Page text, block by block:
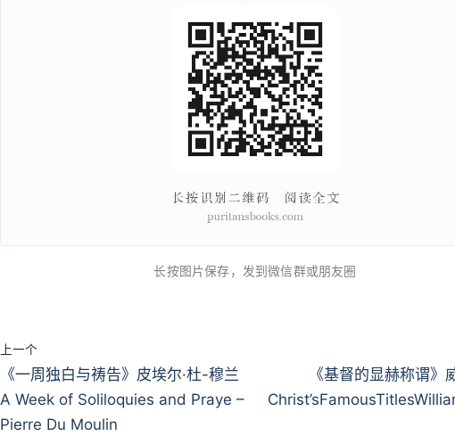
长按图片保存，发到微信群或朋友圈
上一个
《一周独白与祷告》皮埃尔·杜-穆兰
A Week of Soliloquies and Praye –
Pierre Du Moulin
《基督的显赫称谓》